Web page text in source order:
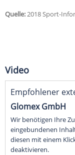
Quelle:2018 Sport-
Video
Empfohlener
Glomex GmbH
Wir benötigen Ihre
eingebundenen
diesen mit einem
deaktivieren.